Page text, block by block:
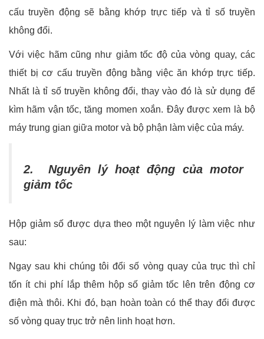
cấu truyền động sẽ bằng khớp trực tiếp và tỉ số truyền
không đổi.
Với việc hãm cũng như giảm tốc độ của vòng quay, các
thiết bị cơ cấu truyền động bằng việc ăn khớp trực tiếp.
Nhất là tỉ số truyền không đổi, thay vào đó là sử dụng để
kìm hãm vận tốc, tăng momen xoắn. Đây được xem là bộ
máy trung gian giữa motor và bộ phận làm việc của máy.
2. Nguyên lý hoạt động của motor
giảm tốc
Hộp giảm số được dựa theo một nguyên lý làm việc như
sau:
Ngay sau khi chúng tôi đổi số vòng quay của trục thì chỉ
tốn ít chi phí lắp thêm hộp số giảm tốc lên trên động cơ
điện mà thôi. Khi đó, bạn hoàn toàn có thể thay đổi được
số vòng quay trục trở nên linh hoạt hơn.